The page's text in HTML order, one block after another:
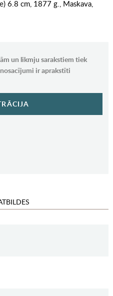
6.8 cm, 1877 g., Maskava,
un likmju sarakstiem tiek
ir aprakstīti